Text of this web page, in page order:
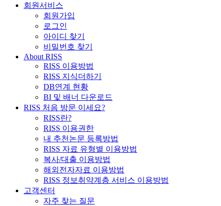
회원서비스
회원가입
로그인
아이디 찾기
비밀번호 찾기
About RISS
RISS 이용방법
RISS 지식더하기
DB연계 현황
BI 및 배너 다운로드
RISS 처음 방문 이세요?
RISS란?
RISS 이용권한
내 추천논문 등록방법
RISS 자료 유형별 이용방법
복사/대출 이용방법
해외전자자료 이용방법
RISS 정보취약계층 서비스 이용방법
고객센터
자주 찾는 질문